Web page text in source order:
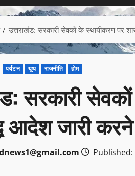
उत्तराखंड: सरकारी सेवकों के स्थायीकरण पर
पर्यटन यूथ राजनीति होम
सरकारी
आदेश जारी करने